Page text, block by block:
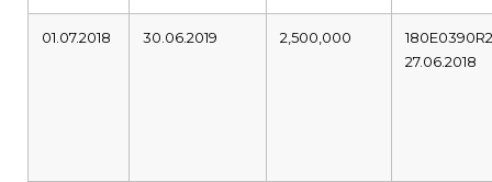
01.07.2018 30.06.2019 2,500,000
27.06.2018